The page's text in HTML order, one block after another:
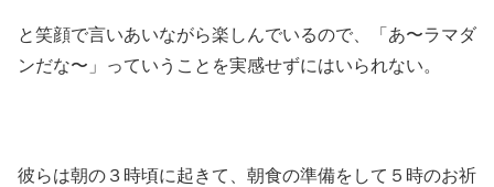
と笑顔で言いあいながら楽しんでいるので、「あ〜ラマダ
ンだな〜」っていうことを実感せずにはいられない。
彼らは朝の３時頃に起きて、朝食の準備をして５時のお祈